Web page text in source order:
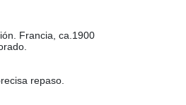
Francia, ca.1900
repaso.